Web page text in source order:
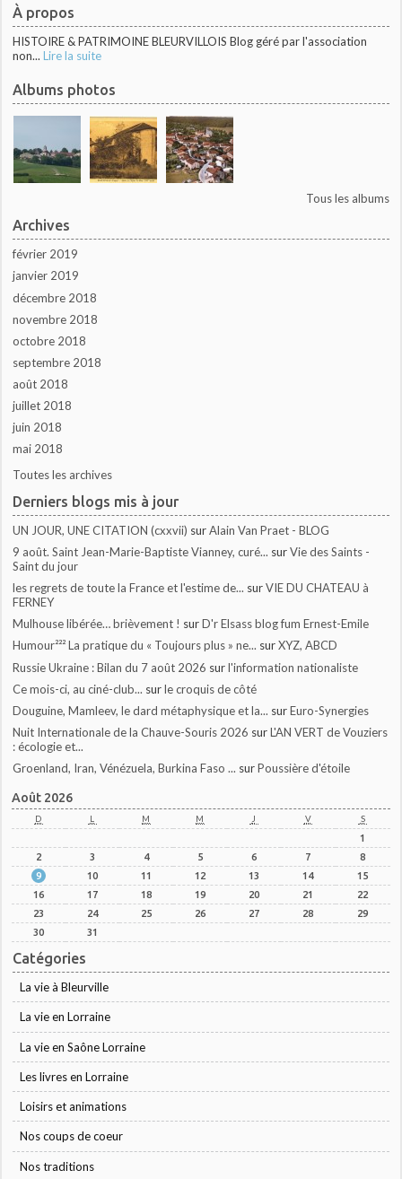
À propos
HISTOIRE & PATRIMOINE BLEURVILLOIS Blog géré par l'association
non... Lire la suite
Albums photos
Tous les albums
Archives
février 2019
janvier 2019
décembre 2018
novembre 2018
octobre 2018
septembre 2018
août 2018
juillet 2018
juin 2018
mai 2018
Toutes les archives
Derniers blogs mis à jour
UN JOUR, UNE CITATION (cxxvii) surAlain Van Praet - BLOG
9 août. Saint Jean-Marie-Baptiste Vianney, curé... surVie des Saints -
Saint du jour
les regrets de toute la France et l'estime de... surVIE DU CHATEAU à
FERNEY
Mulhouse libérée… brièvement ! surD'r Elsass blog fum Ernest-Emile
Humour²²² La pratique du « Toujours plus » ne... surXYZ, ABCD
Russie Ukraine : Bilan du 7 août 2026 surl'information nationaliste
Ce mois-ci, au ciné-club... surle croquis de côté
Douguine, Mamleev, le dard métaphysique et la... surEuro-Synergies
Nuit Internationale de la Chauve-Souris 2026 surL'AN VERT de Vouziers
: écologie et...
Groenland, Iran, Vénézuela, Burkina Faso ... surPoussière d'étoile
Août 2026
D L M M J V S
1
2
3 4 5 6 7
8
9
10 11 12 13 14
15
16
17 18 19 20 21
22
23
24 25 26 27 28
29
30
31
Catégories
La vie à Bleurville
La vie en Lorraine
La vie en Saône Lorraine
Les livres en Lorraine
Loisirs et animations
Nos coups de coeur
Nos traditions